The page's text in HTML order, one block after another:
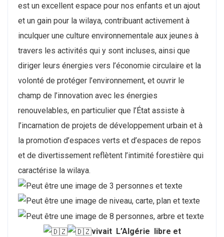
est un excellent espace pour nos enfants et un ajout
et un gain pour la wilaya, contribuant activement à
inculquer une culture environnementale aux jeunes à
travers les activités qui y sont incluses, ainsi que
diriger leurs énergies vers l’économie circulaire et la
volonté de protéger l’environnement, et ouvrir le
champ de l’innovation avec les énergies
renouvelables, en particulier que l’État assiste à
l’incarnation de projets de développement urbain et à
la promotion d’espaces verts et d’espaces de repos
et de divertissement reflètent l’intimité forestière qui
caractérise la wilaya.
vivait L’Algérie libre et